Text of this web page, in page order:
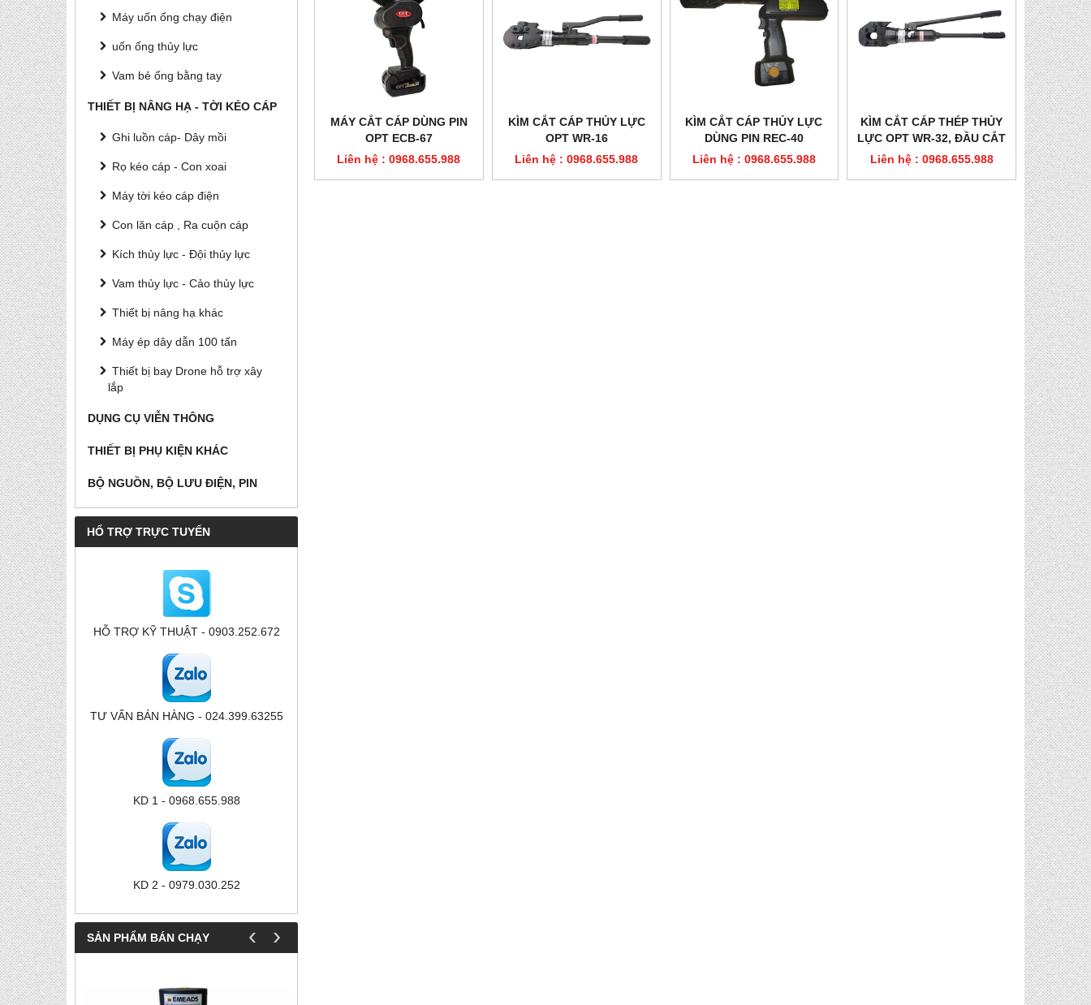
Máy uốn ống chạy điện
uốn ống thủy lực
Vam bẻ ống bằng tay
THIẾT BỊ NÂNG HẠ - TỜI KÉO CÁP
Ghi luồn cáp- Dây mồi
Rọ kéo cáp - Con xoai
Máy tời kéo cáp điện
Con lăn cáp , Ra cuộn cáp
Kích thủy lực - Đội thủy lực
Vam thủy lực - Cảo thủy lực
Thiết bị nâng hạ khác
Máy ép dây dẫn 100 tấn
Thiết bị bay Drone hỗ trợ xây
lắp
DỤNG CỤ VIỄN THÔNG
THIẾT BỊ PHỤ KIỆN KHÁC
BỘ NGUỒN, BỘ LƯU ĐIỆN, PIN
HỔ TRỢ TRỰC TUYẾN
HỖ TRỢ KỸ THUẬT - 0903.252.672
TƯ VẤN BÁN HÀNG - 024.399.63255
KD 1 - 0968.655.988
KD 2 - 0979.030.252
SẢN PHẨM BÁN CHẠY ‹ ›
MÁY CẮT CÁP DÙNG PIN
OPT ECB-67
Liên hệ : 0968.655.988
KÌM CẮT CÁP THỦY LỰC
OPT WR-16
Liên hệ : 0968.655.988
KÌM CẮT CÁP THỦY LỰC
DÙNG PIN REC-40
Liên hệ : 0968.655.988
KÌM CẮT CÁP THÉP THỦY
LỰC OPT WR-32, ĐẦU CẮT
CÁP WR-32H
Liên hệ : 0968.655.988